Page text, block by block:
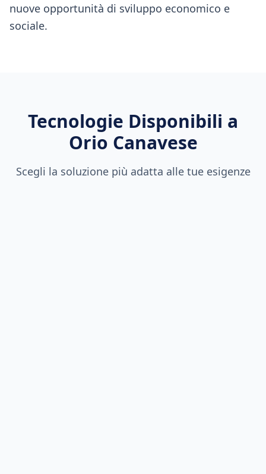
nuove opportunità di sviluppo economico e
sociale.
Tecnologie Disponibili a
Orio Canavese
Scegli la soluzione più adatta alle tue esigenze